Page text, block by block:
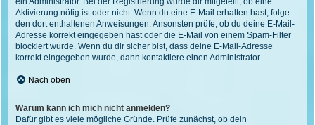
Aktivierung nötig ist oder nicht. Wenn du eine E-Mail erhalten hast, folge
den dort enthaltenen Anweisungen. Ansonsten prüfe, ob du deine E-Mail-
Adresse korrekt eingegeben hast oder die E-Mail von einem Spam-Filter
blockiert wurde. Wenn du dir sicher bist, dass deine E-Mail-Adresse
korrekt eingegeben wurde, dann kontaktiere einen Administrator.
Nach oben
Warum kann ich mich nicht anmelden?
Dafür gibt es viele mögliche Gründe. Prüfe zunächst, ob dein